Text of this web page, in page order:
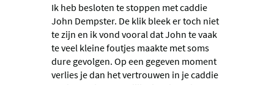
Ik heb besloten te stoppen met caddie
John Dempster. De klik bleek er toch niet
te zijn en ik vond vooral dat John te vaak
te veel kleine foutjes maakte met soms
dure gevolgen. Op een gegeven moment
verlies je dan het vertrouwen in je caddie